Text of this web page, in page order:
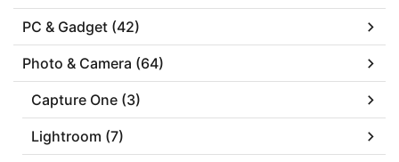
PC & Gadget (42)
Photo & Camera (64)
Capture One (3)
Lightroom (7)